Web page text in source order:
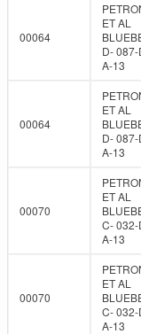
00064
ET AL
D-
A-13
00064
ET AL
D-
A-13
00070
ET AL
C-
A-13
00070
ET AL
C-
A-13